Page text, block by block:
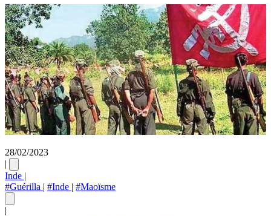
28/02/2023
|
Inde |
#Guérilla | #Inde | #Maoïsme
|